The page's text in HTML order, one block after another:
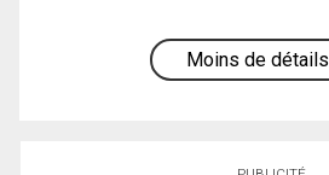
Moins de détails